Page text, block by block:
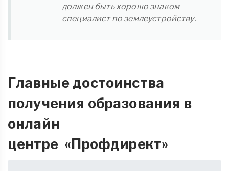
должен быть хорошо знаком
специалист по землеустройству.
Главные достоинства
получения образования в
онлайн
центре «Профдирект»